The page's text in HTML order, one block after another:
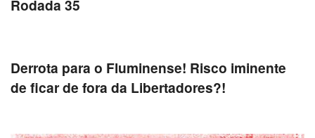
Rodada 35
Derrota para o Fluminense! Risco iminente
de ficar de fora da Libertadores?!